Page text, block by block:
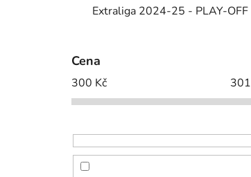
Extraliga 2024-25 - PLAY-OFF
Cena
300 Kč 301